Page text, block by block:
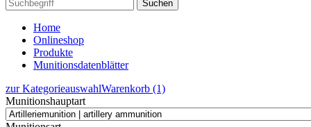
Suchen
Home
Onlineshop
Produkte
Munitionsdatenblätter
zur KategorieauswahlWarenkorb (1)
Munitionshauptart